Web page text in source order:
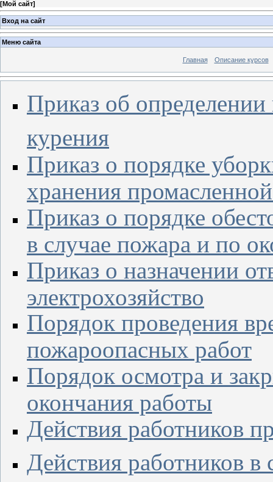
[Мой сайт]
Вход на сайт
Меню сайта
Главная Описание курсов
Приказ об
курения
Приказ о порядке
хранения
Приказ о порядке
в случае пожара и по
Приказ о назначении
электрохозяйство
Порядок проведения
пожароопасных работ
Порядок осмотра и
окончания работы
Действия работников
Действия работников в